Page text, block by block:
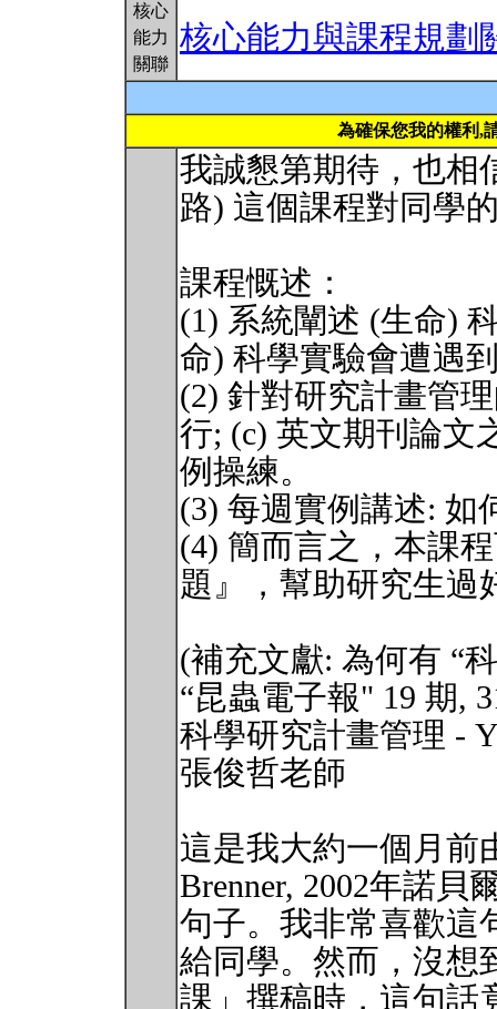
核心
能力
關聯
核心能力與課程規劃
為確保您我的權利,
我誠懇第期待，也相
路) 這個課程對同學
課程慨述：
(1) 系統闡述 (生命)
命) 科學實驗會遭遇
(2) 針對研究計畫管
行; (c) 英文期刊論文
例操練。
(3) 每週實例講述: 如
(4) 簡而言之，本課
題』，幫助研究生過
(補充文獻: 為何有 “
“昆蟲電子報" 19 期,
科學研究計畫管理 -
張俊哲老師
這是我大約一個月前
Brenner, 2002年諾貝
句子。我非常喜歡這
給同學。然而，沒想
課」撰稿時，這句話